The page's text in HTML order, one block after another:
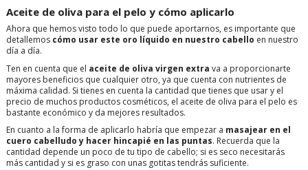
Aceite de oliva para el pelo y cómo aplicarlo
Ahora que hemos visto todo lo que puede aportarnos, es importante que
detallemos cómo usar este oro líquido en nuestro cabello en nuestro
día a día.
Ten en cuenta que el aceite de oliva virgen extra va a proporcionarte
mayores beneficios que cualquier otro, ya que cuenta con nutrientes de
máxima calidad. Si tienes en cuenta la cantidad que tienes que usar y el
precio de muchos productos cosméticos, el aceite de oliva para el pelo es
bastante económico y da mejores resultados.
En cuanto a la forma de aplicarlo habría que empezar a masajear en el
cuero cabelludo y hacer hincapié en las puntas. Recuerda que la
cantidad depende un poco de tu tipo de cabello; si es seco necesitarás
más cantidad y si es graso con unas gotitas tendrás suficiente.